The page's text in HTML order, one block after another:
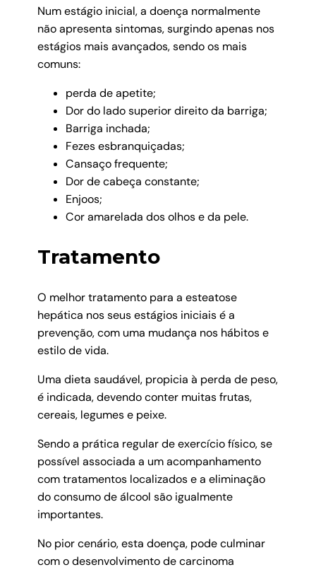
Num estágio inicial, a doença normalmente
não apresenta sintomas, surgindo apenas nos
estágios mais avançados, sendo os mais
comuns:
perda de apetite;
Dor do lado superior direito da barriga;
Barriga inchada;
Fezes esbranquiçadas;
Cansaço frequente;
Dor de cabeça constante;
Enjoos;
Cor amarelada dos olhos e da pele.
Tratamento
O melhor tratamento para a esteatose
hepática nos seus estágios iniciais é a
prevenção, com uma mudança nos hábitos e
estilo de vida.
Uma dieta saudável, propicia à perda de peso,
é indicada, devendo conter muitas frutas,
cereais, legumes e peixe.
Sendo a prática regular de exercício físico, se
possível associada a um acompanhamento
com tratamentos localizados e a eliminação
do consumo de álcool são igualmente
importantes.
No pior cenário, esta doença, pode culminar
com o desenvolvimento de carcinoma